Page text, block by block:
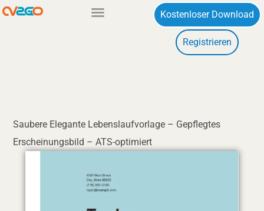
Zum
Kostenloser Download
Registrieren
Saubere Elegante Lebenslaufvorlage – Gepflegtes
Erscheinungsbild – ATS-optimiert